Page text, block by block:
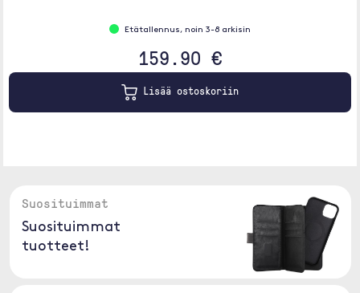
Etätallennus, noin 3-8 arkisin
159.90 €
Lisää ostoskoriin
Suosituimmat
Suosituimmat
tuotteet!